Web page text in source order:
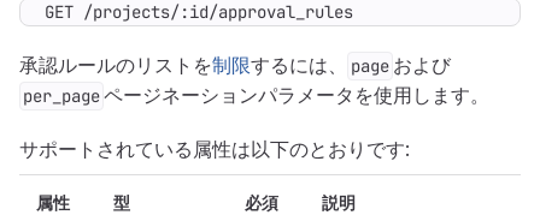
GET /projects/:id/approval_rules
承認ルールのリストを制限するには、 page および
per_pageページネーションパラメータを使用します。
サポートされている属性は以下のとおりです:
属性 型 必須 説明